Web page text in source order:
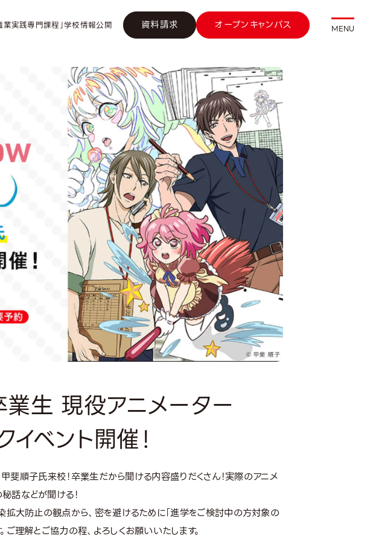
実践専門課程」学校情報公開 資料請求 オープンキャンパス MENU
生 現役アニメーター
ベント開催！
順子氏来校！卒業生だから聞ける内容盛りだくさん！実際のアニメ
話などが聞ける！
拡大防止の観点から、密を避けるために「進学をご検討中の方対象の
ご理解とご協力の程、よろしくお願いいたします。